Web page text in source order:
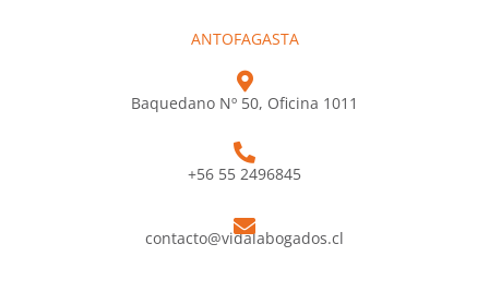
ANTOFAGASTA
Baquedano Nº 50, Oficina 1011
+56 55 2496845
contacto@vidalabogados.cl